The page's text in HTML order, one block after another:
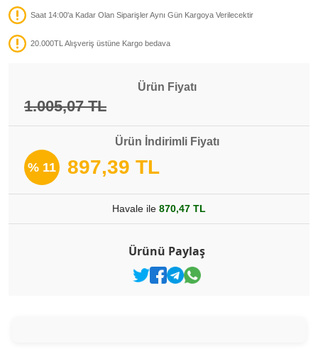
Saat 14:00'a Kadar Olan Siparişler Aynı Gün Kargoya Verilecektir
20.000TL Alışveriş üstüne Kargo bedava
Ürün Fiyatı
1.005,07 TL
Ürün İndirimli Fiyatı
% 11 897,39 TL
Havale ile 870,47 TL
Ürünü Paylaş